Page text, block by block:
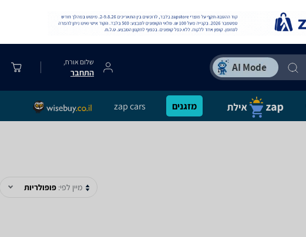
שלום אורח,
התחבר
מזגנים zap cars
מיין לפי: פופולריות